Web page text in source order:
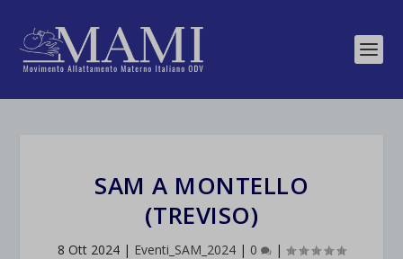
SAM A MONTELLO
(TREVISO)
8 Ott 2024 | Eventi_SAM_2024 | 0 |